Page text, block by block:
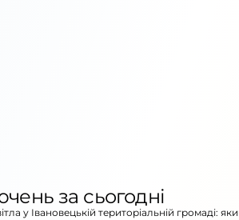
за сьогодні
у Івановецькій територіальній громаді: